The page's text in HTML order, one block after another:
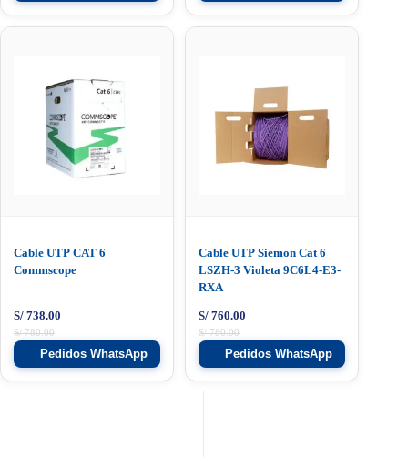
Cable UTP CAT 6
Commscope
S/780.00
S/ 738.00
Pedidos WhatsApp
Cable UTP Siemon Cat 6
LSZH-3 Violeta 9C6L4-E3-
RXA
S/780.00
S/ 760.00
Pedidos WhatsApp